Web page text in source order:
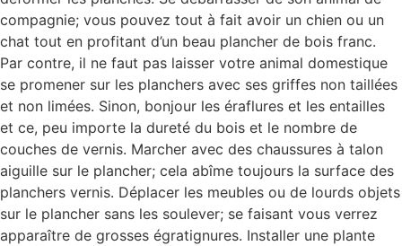
compagnie; vous pouvez tout à fait avoir un chien ou un
chat tout en profitant d’un beau plancher de bois franc.
Par contre, il ne faut pas laisser votre animal domestique
se promener sur les planchers avec ses griffes non taillées
et non limées. Sinon, bonjour les éraflures et les entailles
et ce, peu importe la dureté du bois et le nombre de
couches de vernis. Marcher avec des chaussures à talon
aiguille sur le plancher; cela abîme toujours la surface des
planchers vernis. Déplacer les meubles ou de lourds objets
sur le plancher sans les soulever; se faisant vous verrez
apparaître de grosses égratignures. Installer une plante